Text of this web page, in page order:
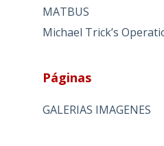
MATBUS
Michael Trick’s
Páginas
GALERIAS IMAGENES